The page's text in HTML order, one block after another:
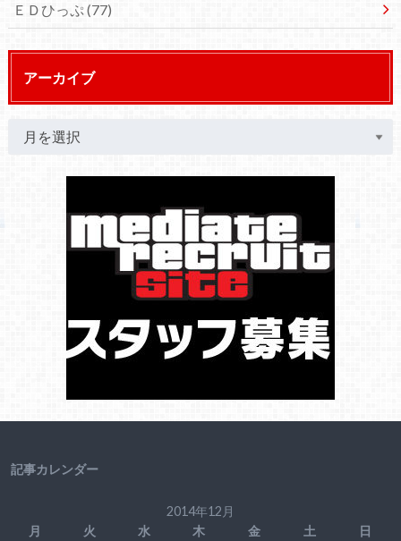
ＥＤひっぷ(77)
アーカイブ
記事カレンダー
2014年12月
月
火 水 木 金 土 日